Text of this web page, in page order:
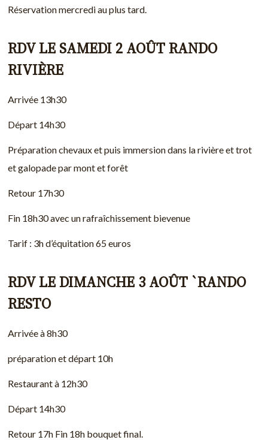
Réservation mercredi au plus tard.
RDV LE SAMEDI 2 AOÛT RANDO
RIVIÈRE
Arrivée 13h30
Départ 14h30
Préparation chevaux et puis immersion dans la rivière et trot
et galopade par mont et forêt
Retour 17h30
Fin 18h30 avec un rafraîchissement bievenue
Tarif : 3h d’équitation 65 euros
RDV LE DIMANCHE 3 AOÛT `RANDO
RESTO
Arrivée à 8h30
préparation et départ 10h
Restaurant à 12h30
Départ 14h30
Retour 17h Fin 18h bouquet final.